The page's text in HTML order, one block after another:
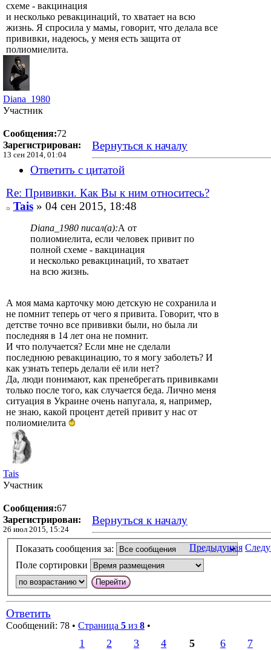
схеме - вакцинация
и несколько ревакцинаций, то хватает на всю
жизнь. Я спросила у мамы, говорит, что делала все
прививки, надеюсь, у меня есть защита от
полиомиелита.
Diana_1980
Участник
Сообщения:72
Зарегистрирован:
13 сен 2014, 01:04
Вернуться к началу
Ответить с цитатой
Re: Прививки. Как Вы к ним относитесь?
Tais» 04 сен 2015, 18:48
Diana_1980 писал(а):А от
полиомиелита, если человек привит по
полной схеме - вакцинация
и несколько ревакцинаций, то хватает
на всю жизнь.
А моя мама карточку мою детскую не сохранила и
не помнит теперь от чего я привита. Говорит, что в
детстве точно все прививки были, но была ли
последняя в 14 лет она не помнит.
И что получается? Если мне не сделали
последнюю ревакцинацию, то я могу заболеть? И
как узнать теперь делали её или нет?
Да, люди понимают, как пренебрегать прививками
только после того, как случается беда. Лично меня
ситуация в Украине очень напугала, я, например,
не знаю, какой процент детей привит у нас от
полиомиелита
Tais
Участник
Сообщения:67
Зарегистрирован:
26 июл 2015, 15:24
Вернуться к началу
Предыдущая
Показать сообщения за:
Поле сортировки
Ответить
Сообщений: 78 • Страница 5 из 8 •
1 2 3 4 5 6 7